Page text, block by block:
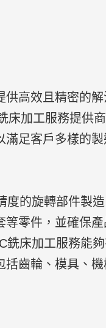
供高效且精密的解
床加工服務提供
滿足客戶多樣的製
度的旋轉部件製
等零件，並確保產
銑床加工服務能
括齒輪、模具、機